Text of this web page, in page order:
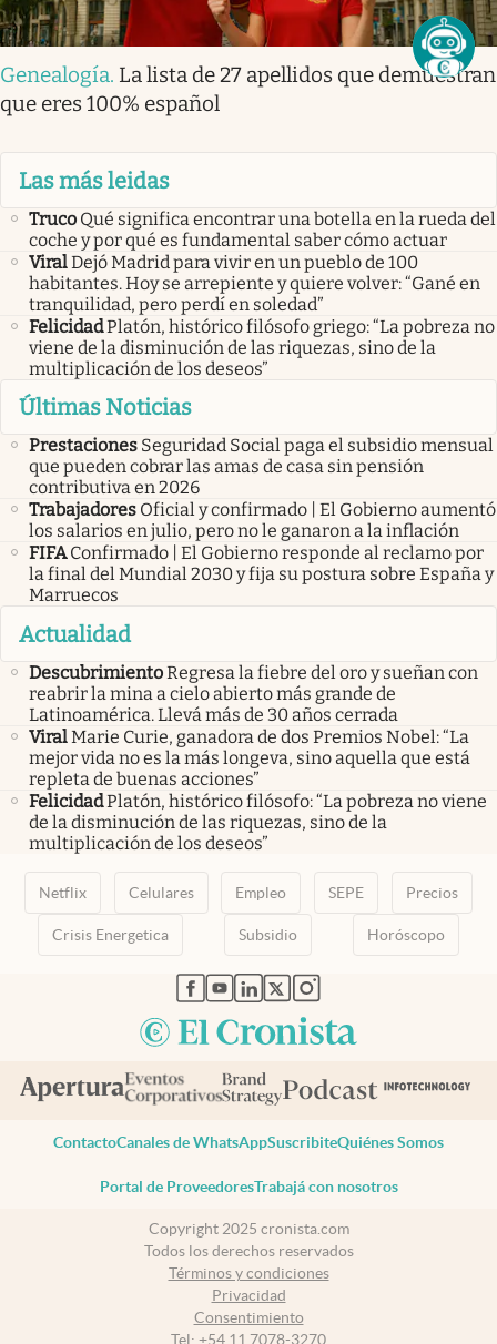
Genealogía. La lista de 27 apellidos que demuestran
que eres 100% español
Las más leidas
Truco Qué significa encontrar una botella en la rueda del
coche y por qué es fundamental saber cómo actuar
ViralDejó Madrid para vivir en un pueblo de 100
habitantes. Hoy se arrepiente y quiere volver: “Gané en
tranquilidad, pero perdí en soledad”
FelicidadPlatón, histórico filósofo griego: “La pobreza no
viene de la disminución de las riquezas, sino de la
multiplicación de los deseos”
Últimas Noticias
Prestaciones Seguridad Social paga el subsidio mensual
que pueden cobrar las amas de casa sin pensión
contributiva en 2026
Trabajadores Oficial y confirmado | El Gobierno aumentó
los salarios en julio, pero no le ganaron a la inflación
FIFA Confirmado | El Gobierno responde al reclamo por
la final del Mundial 2030 y fija su postura sobre España y
Marruecos
Actualidad
DescubrimientoRegresa la fiebre del oro y sueñan con
reabrir la mina a cielo abierto más grande de
Latinoamérica. Llevá más de 30 años cerrada
ViralMarie Curie, ganadora de dos Premios Nobel: “La
mejor vida no es la más longeva, sino aquella que está
repleta de buenas acciones”
FelicidadPlatón, histórico filósofo: “La pobreza no viene
de la disminución de las riquezas, sino de la
multiplicación de los deseos”
Netflix Celulares Empleo SEPE Precios
Crisis Energetica Subsidio Horóscopo
abre en nueva pestaña
abre en nueva pestaña
abre en nueva pestaña
abre en nueva pestaña
abre en nueva pestaña
ContactoCanales de WhatsAppSuscribiteQuiénes Somos
Portal de ProveedoresTrabajá con nosotros
Copyright 2025 cronista.com
Todos los derechos reservados
Términos y condiciones
Privacidad
Consentimiento
Tel: +54 11 7078-3270